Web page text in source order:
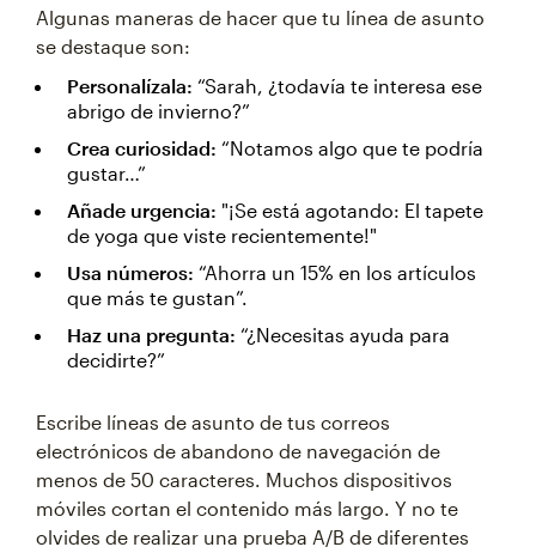
Algunas maneras de hacer que tu línea de asunto
se destaque son:
Personalízala: “Sarah, ¿todavía te interesa ese
abrigo de invierno?”
Crea curiosidad: “Notamos algo que te podría
gustar…”
Añade urgencia: "¡Se está agotando: El tapete
de yoga que viste recientemente!"
Usa números: “Ahorra un 15% en los artículos
que más te gustan”.
Haz una pregunta: “¿Necesitas ayuda para
decidirte?”
Escribe líneas de asunto de tus correos
electrónicos de abandono de navegación de
menos de 50 caracteres. Muchos dispositivos
móviles cortan el contenido más largo. Y no te
olvides de realizar una prueba A/B de diferentes